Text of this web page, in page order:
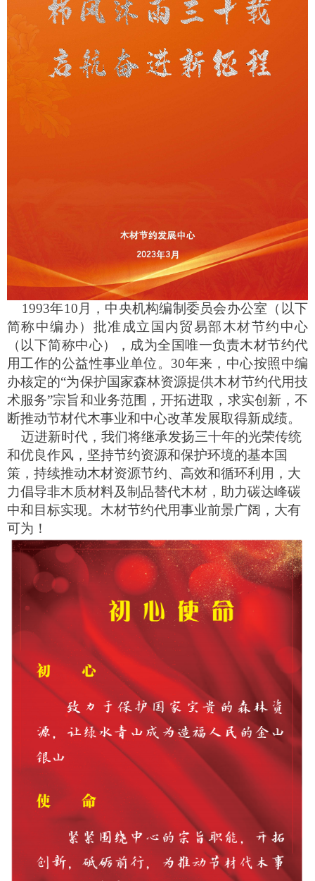
1993年10月，中央机构编制委员会办公室（以下
简称中编办） 批准成立国内贸易部木材节约中心
（以下简称中心），成为全国唯一负责木材节约代
用工作的公益性事业单位。30年来，中心按照中编
办核定的“为保护国家森林资源提供木材节约代用技
术服务”宗旨和业务范围，开拓进取，求实创新，不
断推动节材代木事业和中心改革发展取得新成绩。
迈进新时代，我们将继承发扬三十年的光荣传统
和优良作风，坚持节约资源和保护环境的基本国
策，持续推动木材资源节约、高效和循环利用，大
力倡导非木质材料及制品替代木材，助力碳达峰碳
中和目标实现。木材节约代用事业前景广阔，大有
可为！